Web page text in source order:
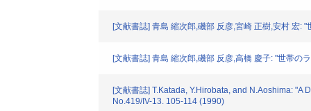
[文献書誌] 青島 縮次郎,磯部 反彦,宮崎 正樹,安村 宏:
[文献書誌] 青島 縮次郎,磯部 反彦,高橋 慶子: "世帯
[文献書誌] T.Katada, Y.Hirobata, and N.Aoshima:
No.419/IV-13. 105-114 (1990)